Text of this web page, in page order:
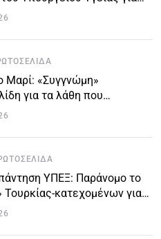
Μαρί: «Συγγνώμη»
για τα λάθη που
τραγωδία
ΥΠΕΞ: Παράνομο το
Τουρκίας-κατεχομένων για
αγωγό